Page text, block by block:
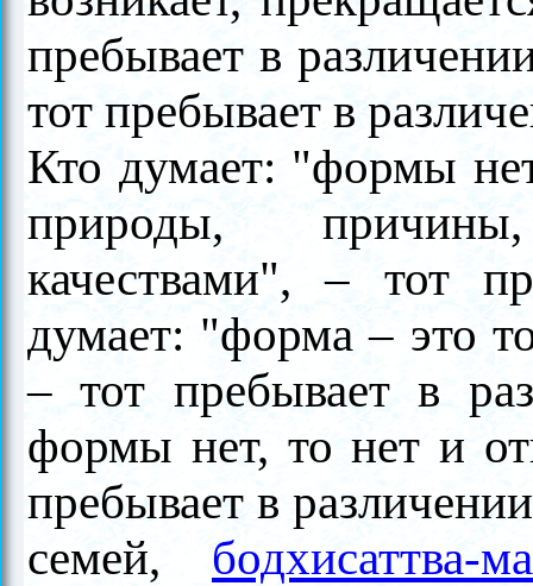
пребывает в
тот пребывает в
Кто думает: "формы
природы,
качествами", – тот
думает: "форма – это
– тот пребывает в
формы нет, то нет и
пребывает в
семей, бодхисаттва-